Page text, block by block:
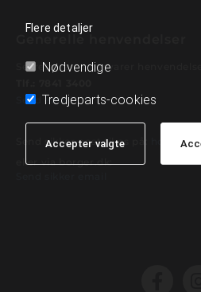
Flere detaljer
Nødvendige
Tredjeparts-cookies
Accepter valgte
Generelle henvendelser
Sekretærerne besvarer
Send email
Send sikker post til os på:
eller via borger.dk: